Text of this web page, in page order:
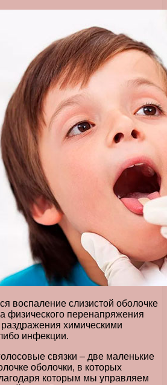
воспаление слизистой оболочке
физического перенапряжения
раздражения химическими
инфекции.
связки – две маленькие
оболочки, в которых
которым мы управляем